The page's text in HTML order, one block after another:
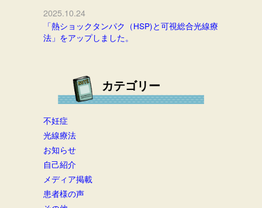
2025.10.24
「熱ショックタンパク（HSP)と可視総合光線療
法」をアップしました。
カテゴリー
不妊症
光線療法
お知らせ
自己紹介
メディア掲載
患者様の声